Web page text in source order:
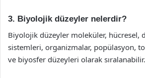
3. Biyolojik düzeyler nelerdir?
Biyolojik düzeyler moleküler, hücresel,
sistemleri, organizmalar, popülasyon,
ve biyosfer düzeyleri olarak sıralanabilir.